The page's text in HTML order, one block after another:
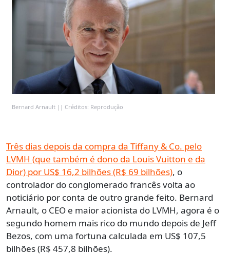
Bernard Arnault || Créditos: Reprodução
Três dias depois da compra da Tiffany & Co. pelo
LVMH (que também é dono da Louis Vuitton e da
Dior) por US$ 16,2 bilhões (R$ 69 bilhões), o
controlador do conglomerado francês volta ao
noticiário por conta de outro grande feito. Bernard
Arnault, o CEO e maior acionista do LVMH, agora é o
segundo homem mais rico do mundo depois de Jeff
Bezos, com uma fortuna calculada em US$ 107,5
bilhões (R$ 457,8 bilhões).